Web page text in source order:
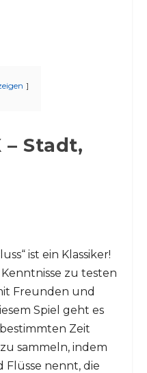
Stadt,
ist ein Klassiker!
zu testen
Freunden und
Spiel geht es
Zeit
sammeln, indem
Flüsse nennt, die